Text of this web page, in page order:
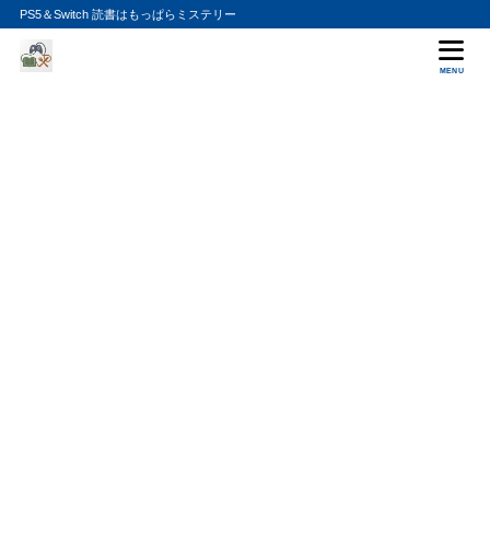
PS5＆Switch 読書はもっぱらミステリー
MENU